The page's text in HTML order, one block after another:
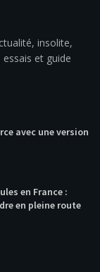
insolite,
et guide
avec une version
en France :
en pleine route